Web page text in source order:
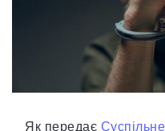
Як передає